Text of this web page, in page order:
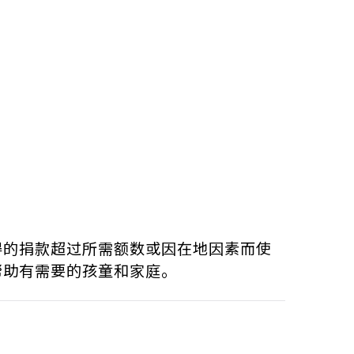
捐款超过所需额数或因在地因素而使
有需要的孩童和家庭。